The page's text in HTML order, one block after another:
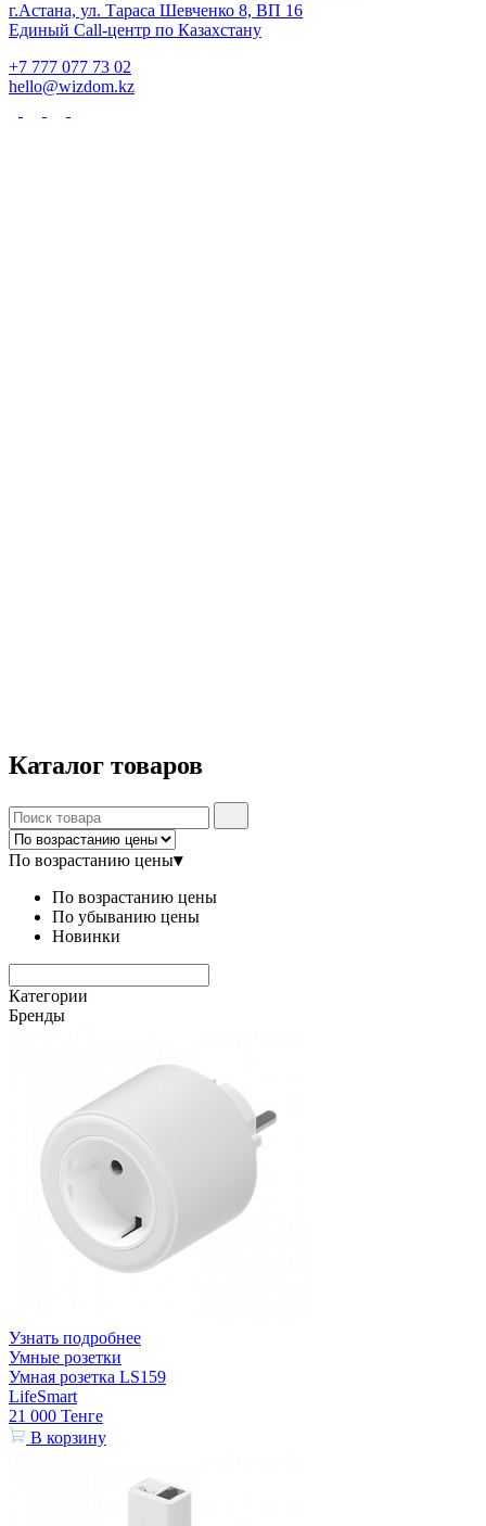
г.Астана, ул. Тараса Шевченко 8, ВП 16
Единый Call-центр по Казахстану
+7 777 077 73 02
hello@wizdom.kz
Каталог товаров
По возрастанию цены▾
По возрастанию цены
По убыванию цены
Новинки
Категории
Бренды
Узнать подробнее
Умные розетки
Умная розетка LS159
LifeSmart
21 000 Тенге
В корзину